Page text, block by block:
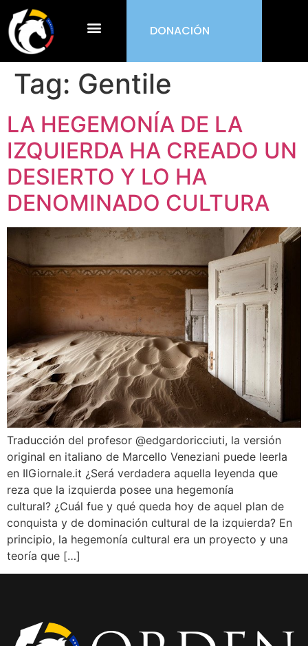
DONACIÓN
Tag: Gentile
LA HEGEMONÍA DE LA
IZQUIERDA HA CREADO UN
DESIERTO Y LO HA
DENOMINADO CULTURA
Traducción del profesor @edgardoricciuti, la versión
original en italiano de Marcello Veneziani puede leerla
en IlGiornale.it ¿Será verdadera aquella leyenda que
reza que la izquierda posee una hegemonía
cultural? ¿Cuál fue y qué queda hoy de aquel plan de
conquista y de dominación cultural de la izquierda? En
principio, la hegemonía cultural era un proyecto y una
teoría que […]